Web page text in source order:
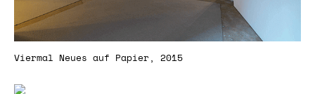
Viermal Neues auf Papier, 2015